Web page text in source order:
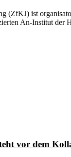
(ZfKJ) ist
An-Institut der
vor dem